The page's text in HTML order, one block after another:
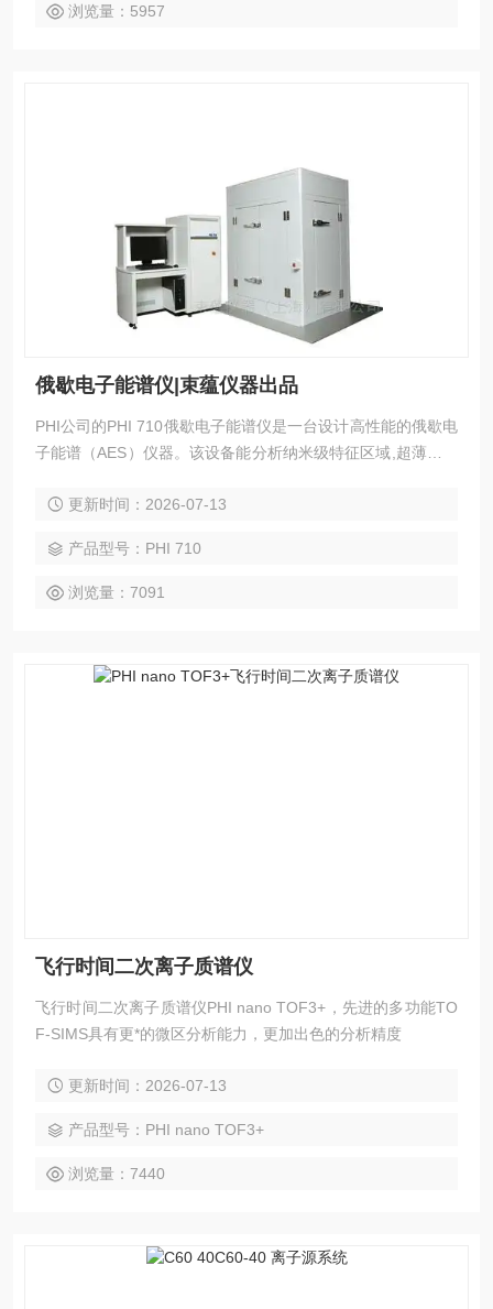
浏览量：5957
俄歇电子能谱仪|束蕴仪器出品
PHI公司的PHI 710俄歇电子能谱仪是一台设计高性能的俄歇电
子能谱（AES）仪器。该设备能分析纳米级特征区域,超薄薄膜
更新时间：2026-07-13
产品型号：PHI 710
浏览量：7091
飞行时间二次离子质谱仪
飞行时间二次离子质谱仪PHI nano TOF3+，先进的多功能TO
F-SIMS具有更*的微区分析能力，更加出色的分析精度
更新时间：2026-07-13
产品型号：PHI nano TOF3+
浏览量：7440